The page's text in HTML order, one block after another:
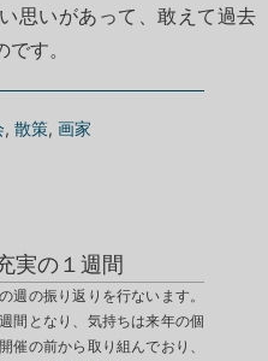
思いがあって、敢えて過去
す。
, 散策, 画家
実の１週間
週の振り返りを行ないます。
間となり、気持ちは来年の個
催の前から取り組んでおり、